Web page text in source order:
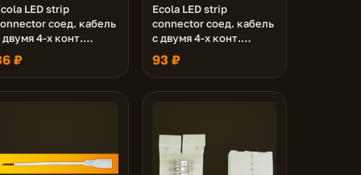
LED strip
соед. кабель
двумя 4-х конт.
разъемами
15 см 1шт.
₽
Ecola LED strip
connector соед. кабель
с двумя 4-х конт.
зажимными разъемами
10mm 15 см. уп. 3 шт.
93 ₽